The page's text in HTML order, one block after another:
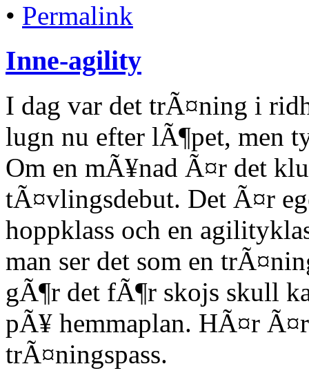
• Permalink
Inne-agility
I dag var det trÃ¤ning i
lugn nu efter lÃ¶pet, men
Om en mÃ¥nad Ã¤r det
tÃ¤vlingsdebut. Det Ã¤r
hoppklass och en
man ser det som en
gÃ¶r det fÃ¶r skojs skull
pÃ¥ hemmaplan. HÃ¤r
trÃ¤ningspass.